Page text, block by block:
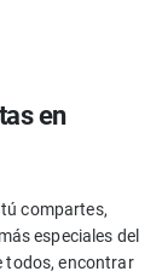
en
compartes,
especiales del
todos, encontrar